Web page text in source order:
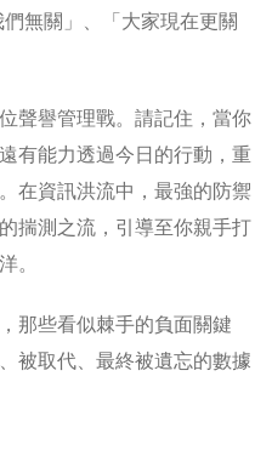
無關」、「大家現在更關
聲譽管理戰。請記住，當你
有能力透過今日的行動，重
在資訊洪流中，最強的防禦
揣測之流，引導至你親手打
。
那些看似棘手的負面關鍵
被取代、最終被遺忘的數據